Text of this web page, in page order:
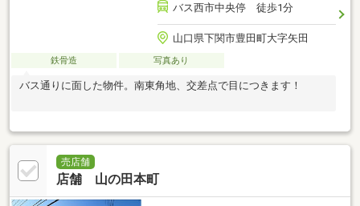
バス西市中央停 徒歩1分
山口県下関市豊田町大字矢田
鉄骨造 写真あり
バス通りに面した物件。南東角地、交差点で目につきます！
売店舗
店舗 山の田本町